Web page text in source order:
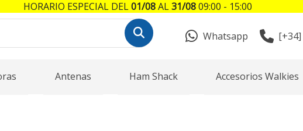
Whatsapp [+34]
Antenas Ham Shack Accesorios Walkies
HORARIO ESPECIAL DEL01/08AL31/0809:00 - 15:00